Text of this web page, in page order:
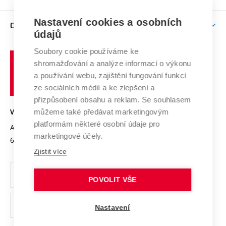
E-přihláška
Závěrečné práce
Doktorské studium
Studium bez bariér
Podpora podnikání
Mezinárodní vědecká rada
Systém zajišťování kvality výzkumu
Výzkumné infrastruktury
Transfer znalostí
Open Science
Projekty
Projekty ze strukturálních fondů
Specifický výzkum
Zahraniční spolupráce
Spolupráce se školami
Služby univerzity
Mezinárodní dohody
Univerzitní sítě
O UNIVERZITĚ
Profil univerzity
Udržitelná univerzita
Podnikavá univerzita / ContriBUTe
Bezpečná univerzita
Vyznamenání
Organizační struktura
Ochrana osobních údajů
odkaz)
učení
technické
VYSOKÉ UČENÍ TECHNICKÉ V BRNĚ
Antonínská 548/1
602 00 Brno
www.vut.cz
vut@vutbr.cz
Nastavení cookies a osobních
údajů
Soubory cookie používáme ke
shromažďování a analýze informací o výkonu
a používání webu, zajištění fungování funkcí
ze sociálních médií a ke zlepšení a
přizpůsobení obsahu a reklam. Se souhlasem
můžeme také předávat marketingovým
platformám některé osobní údaje pro
marketingové účely.
Zjistit více
POVOLIT VŠE
Nastavení